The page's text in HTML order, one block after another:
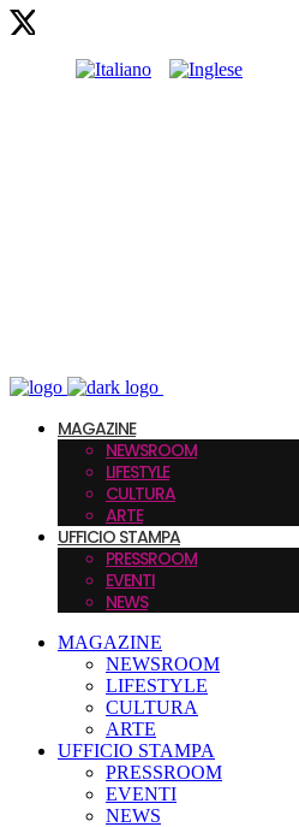
MAGAZINE
NEWSROOM
LIFESTYLE
CULTURA
ARTE
UFFICIO STAMPA
PRESSROOM
EVENTI
NEWS
MAGAZINE
NEWSROOM
LIFESTYLE
CULTURA
ARTE
UFFICIO STAMPA
PRESSROOM
EVENTI
NEWS